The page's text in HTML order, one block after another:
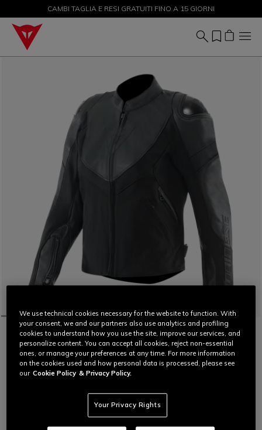
SALDI FINO AL 50% - ACQUISTA ORA
CAMBI TAGLIA E RESI GRATUITI FINO A 15 GIORNI
HOME MOTO DONNA GIACCHE PELLE
IPERATTIVA - GIACCA MOTO IN PELLE E
TESSUTO DONNA
Giacca da moto da donna in pelle bovina Tutu e ampi inserti
elasticizzati, con prese d'aria sui fianchi e protettori Pro-
-30%
We use technical cookies necessary for the website to function. With
your consent, we and our partners also use analytics and profiling
cookies to understand how you use the site, improve our services, and
personalize content. You can accept all cookies, reject non-essential
ones, or manage your preferences at any time. For more information
on the cookies used and how personal data is processed, please see
our Cookie Policy & Privacy Policy.
Your Privacy Rights